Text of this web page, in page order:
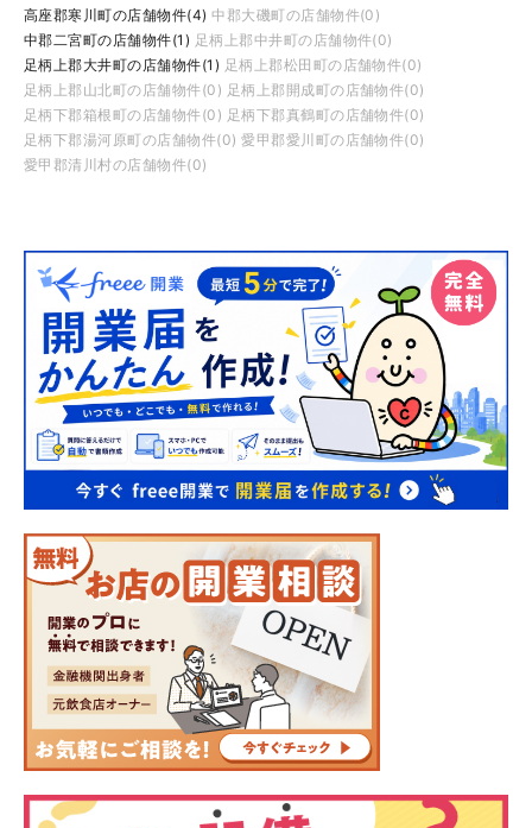
高座郡寒川町の店舗物件(4) 中郡大磯町の店舗物件(0)
中郡二宮町の店舗物件(1) 足柄上郡中井町の店舗物件(0)
足柄上郡大井町の店舗物件(1) 足柄上郡松田町の店舗物件(0)
足柄上郡山北町の店舗物件(0) 足柄上郡開成町の店舗物件(0)
足柄下郡箱根町の店舗物件(0) 足柄下郡真鶴町の店舗物件(0)
足柄下郡湯河原町の店舗物件(0) 愛甲郡愛川町の店舗物件(0)
愛甲郡清川村の店舗物件(0)